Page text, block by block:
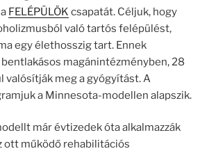
FELÉPÜLÖK csapatát. Céljuk, hogy
való tartós felépülést,
egy élethosszig tart. Ennek
magánintézményben, 28
valósítják meg a gyógyítást. A
a Minnesota-modellen alapszik.
már évtizedek óta alkalmazzák
ott működő rehabilitációs